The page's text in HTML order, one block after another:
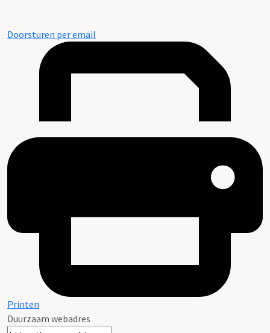
Doorsturen per email
Printen
Duurzaam webadres